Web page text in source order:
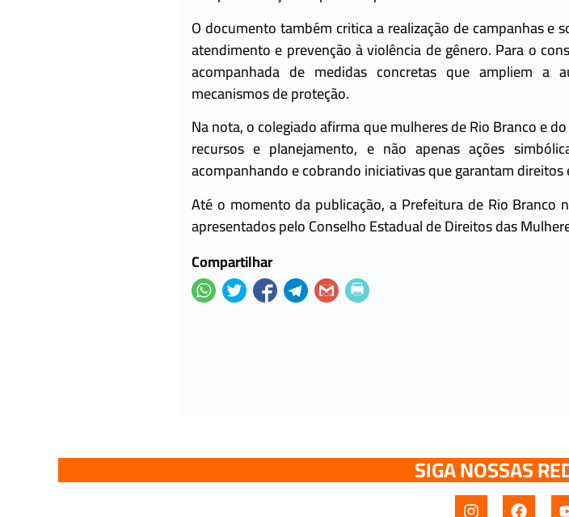
O documento também critica a realização de campanhas
atendimento e prevenção à violência de gênero. Para o
acompanhada de medidas concretas que ampliem a
mecanismos de proteção.
Na nota, o colegiado afirma que mulheres de Rio Branco e
recursos e planejamento, e não apenas ações
acompanhando e cobrando iniciativas que garantam
Até o momento da publicação, a Prefeitura de Rio
apresentados pelo Conselho Estadual de Direitos das
Compartilhar
SIGA NOSSAS